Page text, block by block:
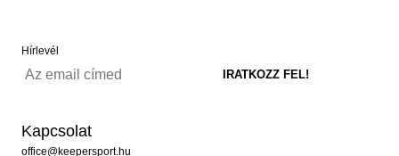
Hírlevél
Kapcsolat
office@keepersport.hu